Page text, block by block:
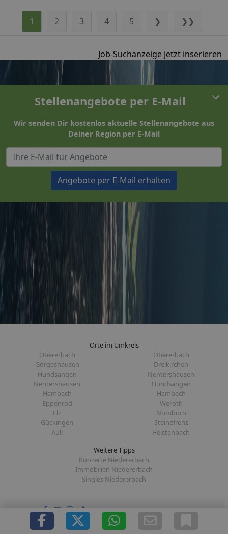
1 2 3 4 5 ❯ ❯❯
Job-Suchanzeige jetzt inserieren
Stellenangebote per E-Mail
Wir senden Dir kostenlos aktuelle Stellenangebote aus
Deiner Region per E-Mail
Angebote per E-Mail erhalten
Orte im Umkreis
Obererbach
Obererbach
Görgeshausen
Dreikirchen
Hundsangen
Nentershausen
Nentershausen
Hundsangen
Hambach
Hambach
Eppenrod
Weroth
Elz
Nomborn
Gückingen
Steinefrenz
Aull
Heistenbach
Weitere Tipps
Konzerte Niedererbach
Immobilien Niedererbach
Singles Niedererbach